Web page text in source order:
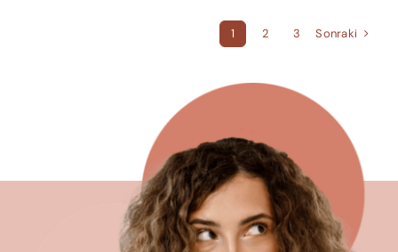
1 2 3 Sonraki